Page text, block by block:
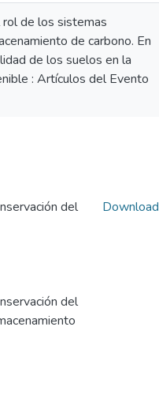
rol de los sistemas
de carbono. En
de los suelos en la
: Artículos del Evento
del
del
Download